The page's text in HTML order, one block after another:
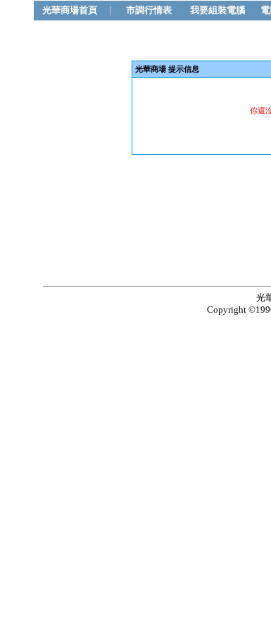
光華商場首頁 市調行情表 我要組裝電腦
光華商場 提示信息
你還
光
Copyright